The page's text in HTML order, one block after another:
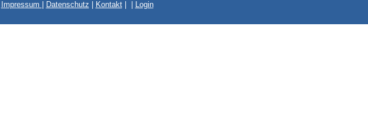
Impressum Datenschutz Kontakt| Login